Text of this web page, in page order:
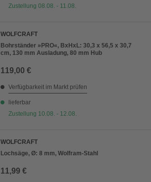
Zustellung 08.08. - 11.08.
WOLFCRAFT
Bohrständer »PRO«, BxHxL: 30,3 x 56,5 x 30,7
cm, 130 mm Ausladung, 80 mm Hub
119,00 €
Verfügbarkeit im Markt prüfen
lieferbar
Zustellung 10.08. - 12.08.
WOLFCRAFT
Lochsäge, Ø: 8 mm, Wolfram-Stahl
11,99 €